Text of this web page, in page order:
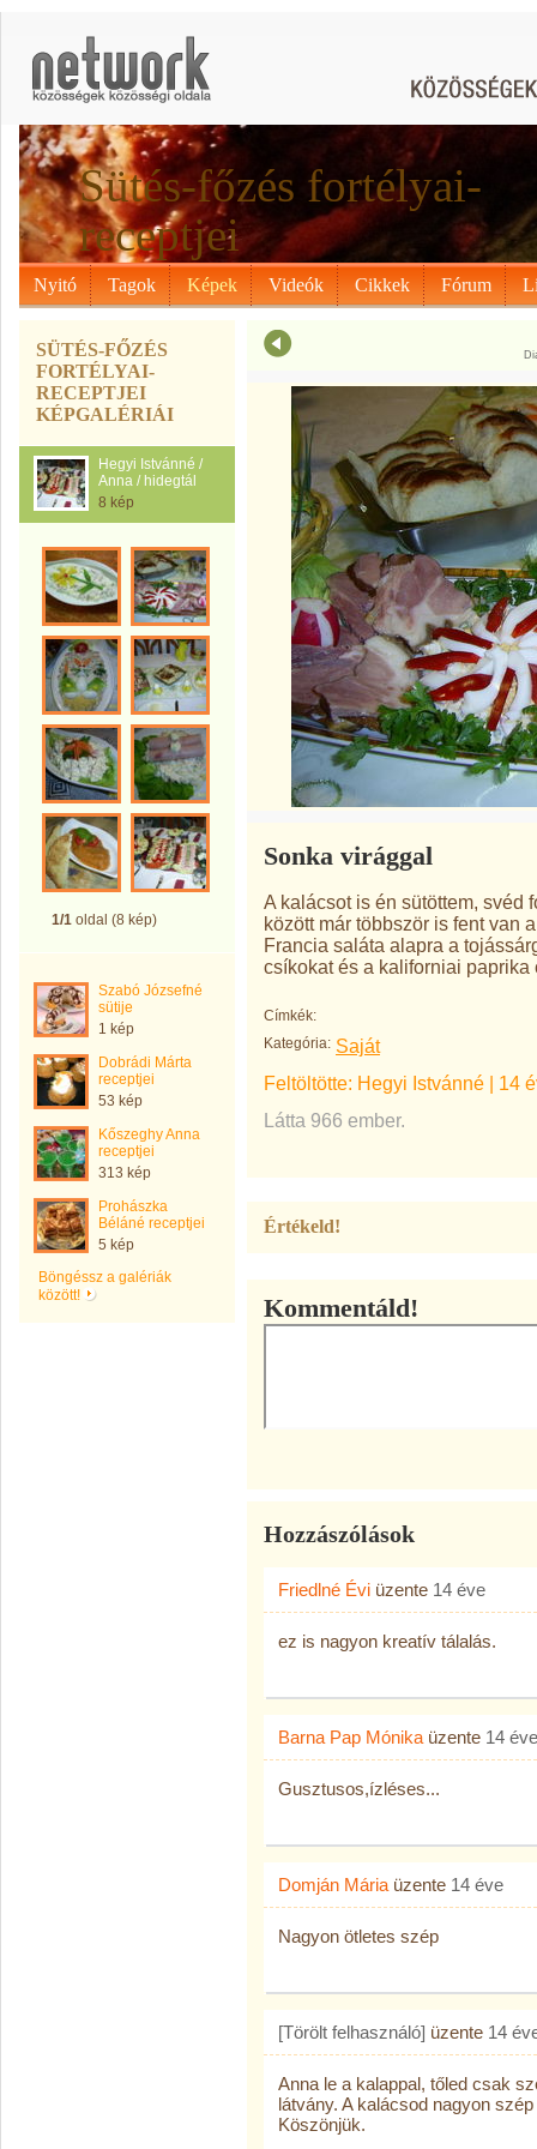
Sütés-főzés fortélyai-
receptjei
Nyitó Tagok Képek Videók Cikkek Fórum
SÜTÉS-FŐZÉS
FORTÉLYAI-
RECEPTJEI
KÉPGALÉRIÁI
Hegyi Istvánné /
Anna / hidegtál
8 kép
1/1 oldal (8 kép)
Szabó Józsefné
sütije
1 kép
Dobrádi Márta
receptjei
53 kép
Kőszeghy Anna
receptjei
313 kép
Prohászka
Béláné receptjei
5 kép
Böngéssz a galériák
között!
Sonka virággal
A kalácsot is én sütöttem, svéd
között már többször is fent van
Francia saláta alapra a
csíkokat és a kaliforniai paprika
Címkék:
Kategória: Saját
Feltöltötte: Hegyi Istvánné | 14
Látta 966 ember.
Értékeld!
Kommentáld!
Hozzászólások
Friedlné Évi üzente 14 éve
ez is nagyon kreatív tálalás.
Barna Pap Mónika üzente 14 éve
Gusztusos,ízléses...
Domján Mária üzente 14 éve
Nagyon ötletes szép
[Törölt felhasználó] üzente 14
Anna le a kalappal, tőled csak
látvány. A kalácsod nagyon
Köszönjük.